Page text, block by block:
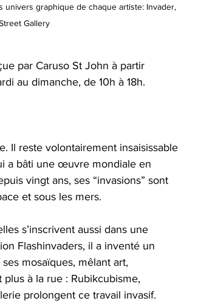
graphique de chaque artiste: Invader,
Gallery
par Caruso St John à partir
au dimanche, de 10h à 18h.
Il reste volontairement insaisissable
a bâti une œuvre mondiale en
vingt ans, ses “invasions” sont
et sous les mers.
s’inscrivent aussi dans une
Flashinvaders, il a inventé un
mosaïques, mêlant art,
à la rue : Rubikcubisme,
prolongent ce travail invasif.